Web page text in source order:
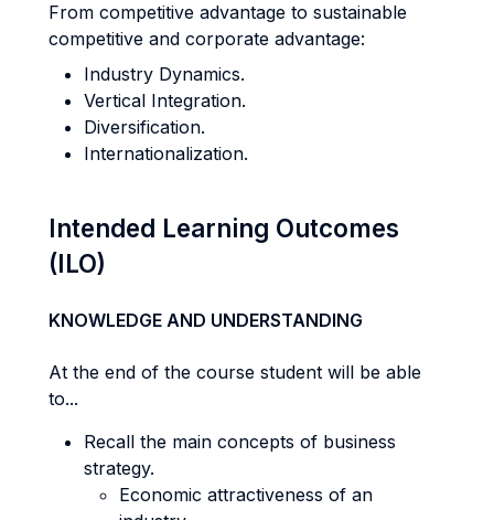
From competitive advantage to sustainable
competitive and corporate advantage:
Industry Dynamics.
Vertical Integration.
Diversification.
Internationalization.
Intended Learning Outcomes
(ILO)
KNOWLEDGE AND UNDERSTANDING
At the end of the course student will be able
to...
Recall the main concepts of business
strategy.
Economic attractiveness of an